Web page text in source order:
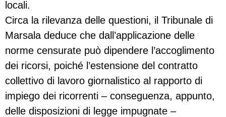
locali.
Circa la rilevanza delle questioni, il Tribunale di
Marsala deduce che dall’applicazione delle
norme censurate può dipendere l’accoglimento
dei ricorsi, poiché l’estensione del contratto
collettivo di lavoro giornalistico al rapporto di
impiego dei ricorrenti – conseguenza, appunto,
delle disposizioni di legge impugnate –